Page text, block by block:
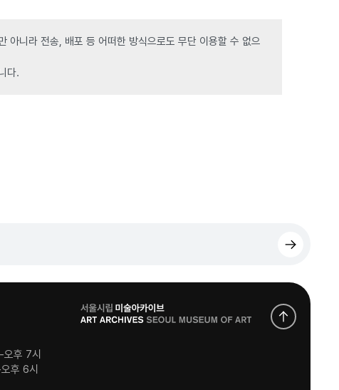
아니라 전송, 배포 등 어떠한 방식으로도 무단 이용할 수 없으
다.
후 7시
후 6시
로
고